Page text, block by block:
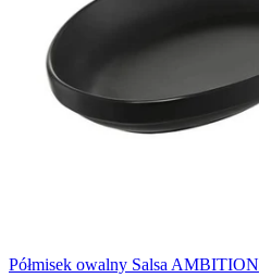
Półmisek owalny Salsa AMBITION